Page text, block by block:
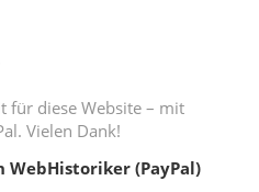
für diese Website – mit
Vielen Dank!
WebHistoriker (PayPal)